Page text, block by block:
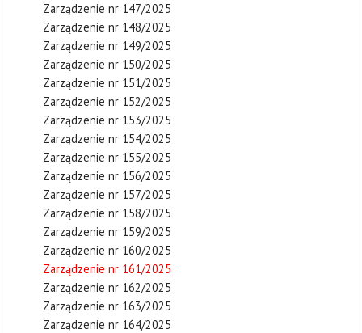
Zarządzenie nr 147/2025
Zarządzenie nr 148/2025
Zarządzenie nr 149/2025
Zarządzenie nr 150/2025
Zarządzenie nr 151/2025
Zarządzenie nr 152/2025
Zarządzenie nr 153/2025
Zarządzenie nr 154/2025
Zarządzenie nr 155/2025
Zarządzenie nr 156/2025
Zarządzenie nr 157/2025
Zarządzenie nr 158/2025
Zarządzenie nr 159/2025
Zarządzenie nr 160/2025
Zarządzenie nr 161/2025
Zarządzenie nr 162/2025
Zarządzenie nr 163/2025
Zarządzenie nr 164/2025